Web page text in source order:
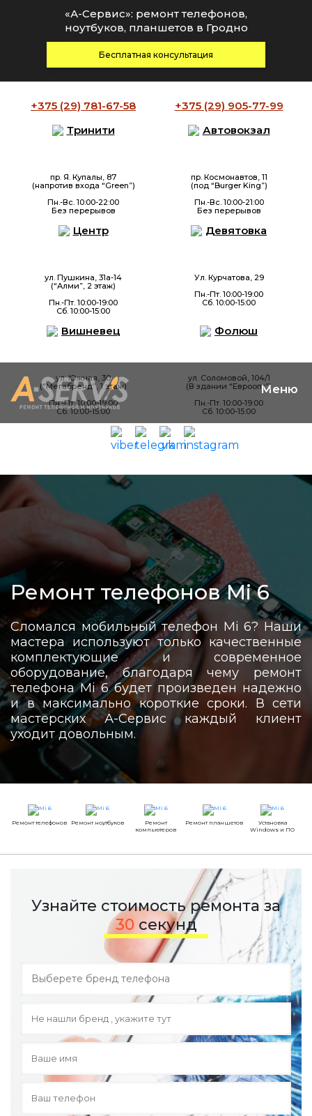
+375 (29) 781-67-58 +375 (29) 905-77-99
Тринити
пр. Я. Купалы, 87
(напротив входа “Green”)
Пн.-Вс. 10:00-22:00
Без перерывов
Автовокзал
пр. Космонавтов, 11
(под “Burger King”)
Пн.-Вс. 10:00-21:00
Без перерывов
Центр
ул. Пушкина, 31а-14
(“Алми”, 2 этаж)
Пн.-Пт. 10:00-19:00
Сб. 10:00-15:00
Девятовка
Ул. Курчатова, 29
Пн.-Пт. 10:00-19:00
Сб. 10:00-15:00
Вишневец
ул. Южная, 30
(“Мегабренд”, 1 этаж)
Пн.-Пт. 10:00-19:00
Сб. 10:00-15:00
Фолюш
ул. Соломовой, 104/1
(В здании “Евроопт”)
Пн.-Пт. 10:00-19:00
Сб. 10:00-15:00
«А-Сервис»: ремонт телефонов,
ноутбуков, планшетов в Гродно
Бесплатная консультация
Ремонт телефонов Mi 6
Сломался мобильный телефон Mi 6? Наши
мастера используют только качественные
комплектующие и современное
оборудование, благодаря чему ремонт
телефона Mi 6 будет произведен надежно
и в максимально короткие сроки. В сети
мастерских А-Сервис каждый клиент
уходит довольным.
Ремонт телефонов Ремонт ноутбуков
Ремонт
компьютеров
Ремонт планшетов
Установка
Windows и ПО
Узнайте стоимость ремонта за
30 секунд